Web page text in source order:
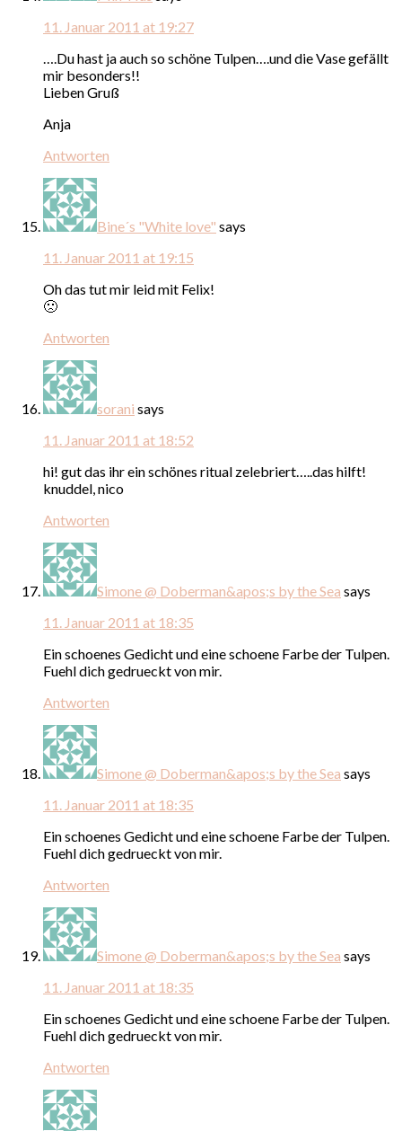
11. Januar 2011 at 19:27
….Du hast ja auch so schöne Tulpen….und die Vase gefällt
mir besonders!!
Lieben Gruß
Anja
Antworten
Bine´s "White love" says
11. Januar 2011 at 19:15
Oh das tut mir leid mit Felix!
🙁
Antworten
sorani says
11. Januar 2011 at 18:52
hi! gut das ihr ein schönes ritual zelebriert…..das hilft!
knuddel, nico
Antworten
Simone @ Doberman&apos;s by the Sea says
11. Januar 2011 at 18:35
Ein schoenes Gedicht und eine schoene Farbe der Tulpen.
Fuehl dich gedrueckt von mir.
Antworten
Simone @ Doberman&apos;s by the Sea says
11. Januar 2011 at 18:35
Ein schoenes Gedicht und eine schoene Farbe der Tulpen.
Fuehl dich gedrueckt von mir.
Antworten
Simone @ Doberman&apos;s by the Sea says
11. Januar 2011 at 18:35
Ein schoenes Gedicht und eine schoene Farbe der Tulpen.
Fuehl dich gedrueckt von mir.
Antworten